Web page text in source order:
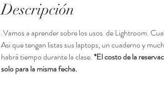
Descripción
.Vamos a aprender sobre los usos  de Lightroom.
Asi que tengan listas sus laptops, un cuaderno y
habrá tiempo durante la clase. *El costo de la
solo para la misma fecha.